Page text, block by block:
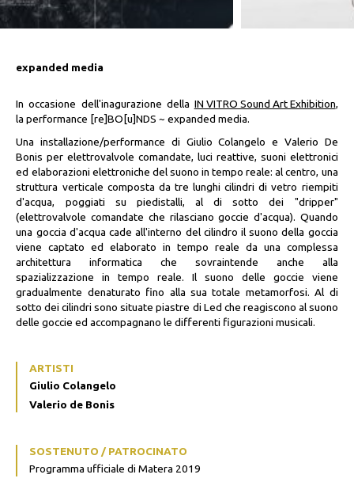
expanded media
In occasione dell'inagurazione della IN VITRO Sound Art Exhibition,
la performance [re]BO[u]NDS ~ expanded media.
Una installazione/performance di Giulio Colangelo e Valerio De
Bonis per elettrovalvole comandate, luci reattive, suoni elettronici
ed elaborazioni elettroniche del suono in tempo reale: al centro, una
struttura verticale composta da tre lunghi cilindri di vetro riempiti
d'acqua, poggiati su piedistalli, al di sotto dei "dripper"
(elettrovalvole comandate che rilasciano goccie d'acqua). Quando
una goccia d'acqua cade all'interno del cilindro il suono della goccia
viene captato ed elaborato in tempo reale da una complessa
architettura informatica che sovraintende anche alla
spazializzazione in tempo reale. Il suono delle goccie viene
gradualmente denaturato fino alla sua totale metamorfosi. Al di
sotto dei cilindri sono situate piastre di Led che reagiscono al suono
delle goccie ed accompagnano le differenti figurazioni musicali.
ARTISTI
Giulio Colangelo
Valerio de Bonis
SOSTENUTO / PATROCINATO
Programma ufficiale di Matera 2019